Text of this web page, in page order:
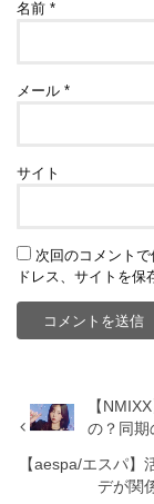
名前*
メール*
サイト
次回のコメント
ドレス、サイトを保
【
の？同期
【aespa/エスパ
デが関